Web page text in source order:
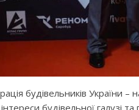
будівельників України –